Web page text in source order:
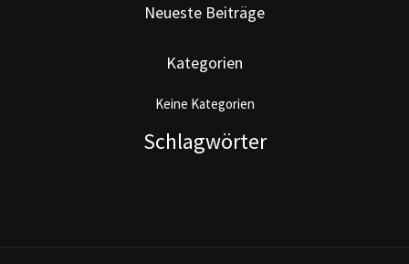
Neueste Beiträge
Kategorien
Keine Kategorien
Schlagwörter